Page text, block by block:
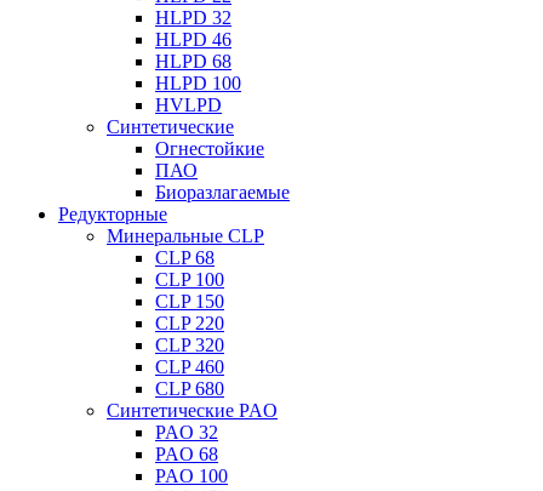
HLPD 32
HLPD 46
HLPD 68
HLPD 100
HVLPD
Синтетические
Огнестойкие
ПАО
Биоразлагаемые
Редукторные
Минеральные CLP
CLP 68
CLP 100
CLP 150
CLP 220
CLP 320
CLP 460
CLP 680
Синтетические PAO
PAO 32
PAO 68
PAO 100